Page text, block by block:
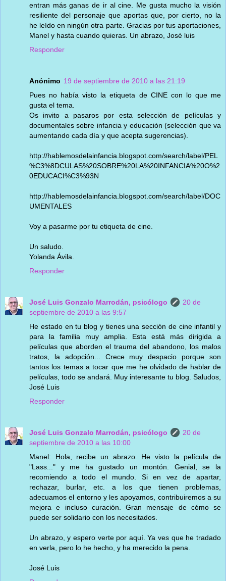
entran más ganas de ir al cine. Me gusta mucho la visión
resiliente del personaje que aportas que, por cierto, no la
he leído en ningún otra parte. Gracias por tus aportaciones,
Manel y hasta cuando quieras. Un abrazo, José luis
Responder
Anónimo 19 de septiembre de 2010 a las 21:19
Pues no había visto la etiqueta de CINE con lo que me
gusta el tema.
Os invito a pasaros por esta selección de películas y
documentales sobre infancia y educación (selección que va
aumentando cada día y que acepta sugerencias).
http://hablemosdelainfancia.blogspot.com/search/label/PEL
%C3%8DCULAS%20SOBRE%20LA%20INFANCIA%20O%2
0EDUCACI%C3%93N
http://hablemosdelainfancia.blogspot.com/search/label/DOC
UMENTALES
Voy a pasarme por tu etiqueta de cine.
Un saludo.
Yolanda Ávila.
Responder
José Luis Gonzalo Marrodán, psicólogo
20 de
septiembre de 2010 a las 9:57
He estado en tu blog y tienes una sección de cine infantil y
para la familia muy amplia. Esta está más dirigida a
películas que aborden el trauma del abandono, los malos
tratos, la adopción... Crece muy despacio porque son
tantos los temas a tocar que me he olvidado de hablar de
películas, todo se andará. Muy interesante tu blog. Saludos,
José Luis
Responder
José Luis Gonzalo Marrodán, psicólogo
20 de
septiembre de 2010 a las 10:00
Manel: Hola, recibe un abrazo. He visto la película de
"Lass..." y me ha gustado un montón. Genial, se la
recomiendo a todo el mundo. Si en vez de apartar,
rechazar, burlar, etc. a los que tienen problemas,
adecuamos el entorno y les apoyamos, contribuiremos a su
mejora e incluso curación. Gran mensaje de cómo se
puede ser solidario con los necesitados.
Un abrazo, y espero verte por aquí. Ya ves que he tradado
en verla, pero lo he hecho, y ha merecido la pena.
José Luis